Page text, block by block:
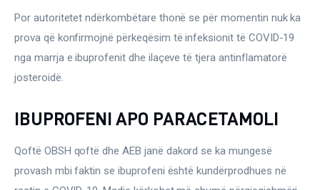
Por autoritetet ndërkombëtare thonë se për momentin nuk ka
prova që konfirmojnë përkeqësim të infeksionit të COVID-19
nga marrja e ibuprofenit dhe ilaçeve të tjera antinflamatorë
josteroidë.
IBUPROFENI APO PARACETAMOLI
Qoftë OBSH qoftë dhe AEB janë dakord se ka mungesë
provash mbi faktin se ibuprofeni është kundërprodhues në